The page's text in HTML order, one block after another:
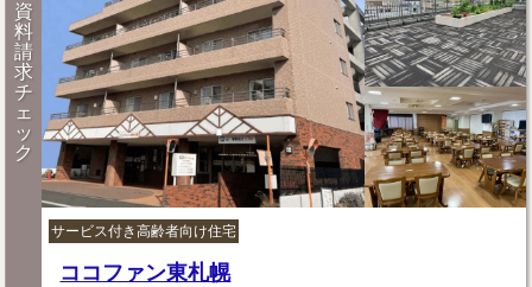
資
料
請
求
チ
ェ
ッ
ク
サービス付き高齢者向け住宅
ココファン東札幌